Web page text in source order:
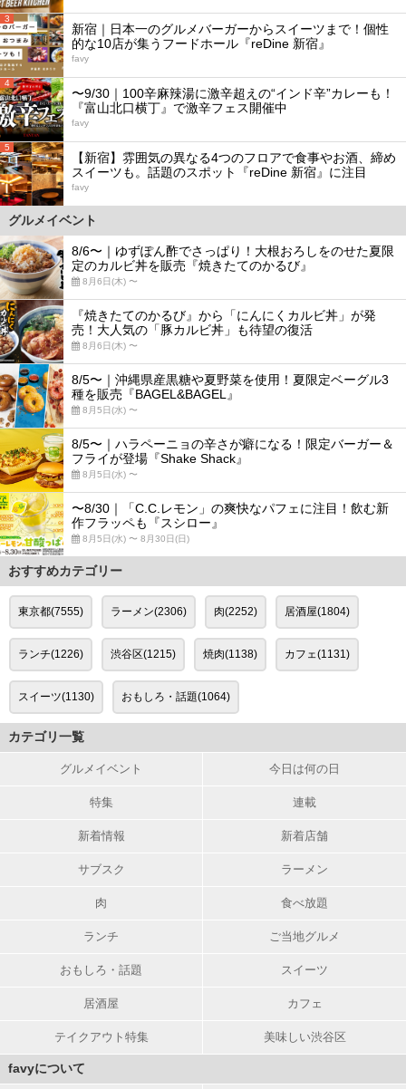
3
新宿｜日本一のグルメバーガーからスイーツまで！個性
的な10店が集うフードホール『reDine 新宿』
favy
4
〜9/30｜100辛麻辣湯に激辛超えの“インド辛”カレーも！
『富山北口横丁』で激辛フェス開催中
favy
5
【新宿】雰囲気の異なる4つのフロアで食事やお酒、締め
スイーツも。話題のスポット『reDine 新宿』に注目
favy
グルメイベント
8/6〜｜ゆずぽん酢でさっぱり！大根おろしをのせた夏限
定のカルビ丼を販売『焼きたてのかるび』
8月6日(木) 〜
『焼きたてのかるび』から「にんにくカルビ丼」が発
売！大人気の「豚カルビ丼」も待望の復活
8月6日(木) 〜
8/5〜｜沖縄県産黒糖や夏野菜を使用！夏限定ベーグル3
種を販売『BAGEL&BAGEL』
8月5日(水) 〜
8/5〜｜ハラペーニョの辛さが癖になる！限定バーガー＆
フライが登場『Shake Shack』
8月5日(水) 〜
〜8/30｜「C.C.レモン」の爽快なパフェに注目！飲む新
作フラッペも『スシロー』
8月5日(水) 〜 8月30日(日)
おすすめカテゴリー
東京都(7555) ラーメン(2306) 肉(2252) 居酒屋(1804)
ランチ(1226) 渋谷区(1215) 焼肉(1138) カフェ(1131)
スイーツ(1130) おもしろ・話題(1064)
カテゴリ一覧
グルメイベント 今日は何の日
特集 連載
新着情報 新着店舗
サブスク ラーメン
肉 食べ放題
ランチ ご当地グルメ
おもしろ・話題 スイーツ
居酒屋 カフェ
テイクアウト特集 美味しい渋谷区
favyについて